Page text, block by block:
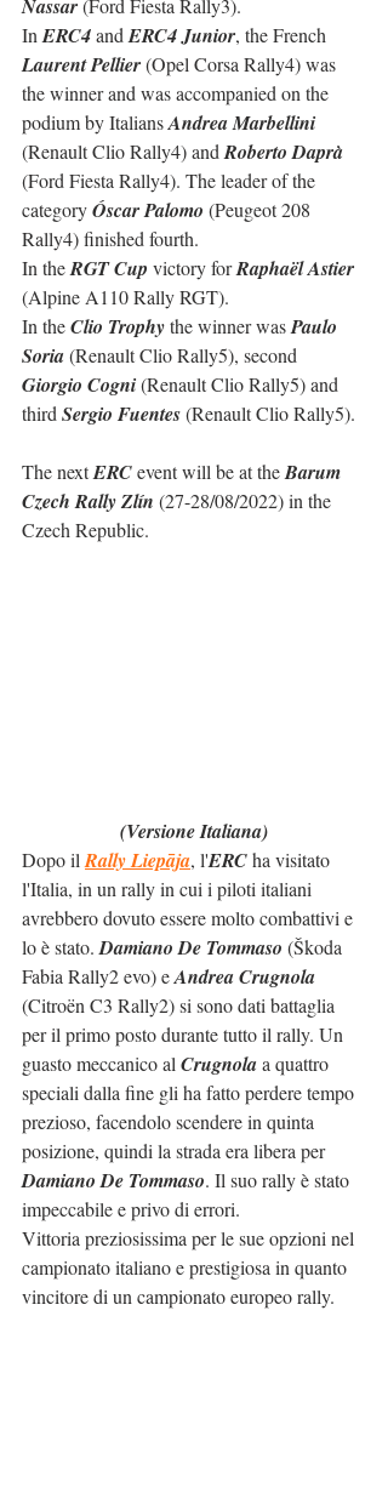
Nassar
In ERC4 and ERC4 Junior, the French
Laurent Pellier (Opel Corsa Rally4) was
the winner and was accompanied on the
podium by Italians Andrea Marbellini
(Renault Clio Rally4) and Roberto Daprà
(Ford Fiesta Rally4). The leader of the
category Óscar Palomo (Peugeot 208
Rally4) finished fourth.
In the RGT Cup victory for Raphaël Astier
(Alpine A110 Rally RGT).
In the Clio Trophy the winner was Paulo
Soria (Renault Clio Rally5), second
Giorgio Cogni (Renault Clio Rally5) and
third Sergio Fuentes (Renault Clio Rally5).
The next ERC event will be at the Barum
Czech Rally Zlín (27-28/08/2022) in the
Czech Republic.
(Versione Italiana)
Dopo il Rally Liepāja, l'ERC ha visitato
l'Italia, in un rally in cui i piloti italiani
avrebbero dovuto essere molto combattivi e
lo è stato. Damiano De Tommaso (Škoda
Fabia Rally2 evo) e Andrea Crugnola
(Citroën C3 Rally2) si sono dati battaglia
per il primo posto durante tutto il rally. Un
guasto meccanico al Crugnola a quattro
speciali dalla fine gli ha fatto perdere tempo
prezioso, facendolo scendere in quinta
posizione, quindi la strada era libera per
Damiano De Tommaso. Il suo rally è stato
impeccabile e privo di errori.
Vittoria preziosissima per le sue opzioni nel
campionato italiano e prestigiosa in quanto
vincitore di un campionato europeo rally.